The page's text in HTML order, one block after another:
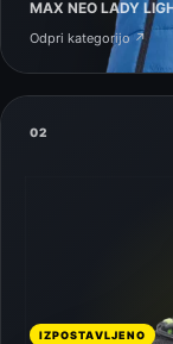
MAX NEO LADY
Odpri kategorijo ↗
02
IZPOSTAVLJENO